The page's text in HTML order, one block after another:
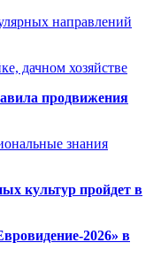
направлений
дачном хозяйстве
продвижения
знания
культур пройдет в
2026» в